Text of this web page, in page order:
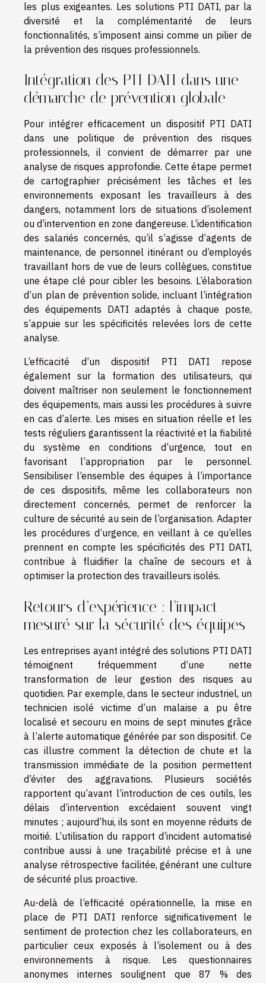
les plus exigeantes. Les solutions PTI DATI, par la
diversité et la complémentarité de leurs
fonctionnalités, s’imposent ainsi comme un pilier de
la prévention des risques professionnels.
Intégration des PTI DATI dans une
démarche de prévention globale
Pour intégrer efficacement un dispositif PTI DATI
dans une politique de prévention des risques
professionnels, il convient de démarrer par une
analyse de risques approfondie. Cette étape permet
de cartographier précisément les tâches et les
environnements exposant les travailleurs à des
dangers, notamment lors de situations d’isolement
ou d’intervention en zone dangereuse. L’identification
des salariés concernés, qu’il s’agisse d’agents de
maintenance, de personnel itinérant ou d’employés
travaillant hors de vue de leurs collègues, constitue
une étape clé pour cibler les besoins. L’élaboration
d’un plan de prévention solide, incluant l’intégration
des équipements DATI adaptés à chaque poste,
s’appuie sur les spécificités relevées lors de cette
analyse.
L’efficacité d’un dispositif PTI DATI repose
également sur la formation des utilisateurs, qui
doivent maîtriser non seulement le fonctionnement
des équipements, mais aussi les procédures à suivre
en cas d’alerte. Les mises en situation réelle et les
tests réguliers garantissent la réactivité et la fiabilité
du système en conditions d’urgence, tout en
favorisant l’appropriation par le personnel.
Sensibiliser l’ensemble des équipes à l’importance
de ces dispositifs, même les collaborateurs non
directement concernés, permet de renforcer la
culture de sécurité au sein de l’organisation. Adapter
les procédures d’urgence, en veillant à ce qu’elles
prennent en compte les spécificités des PTI DATI,
contribue à fluidifier la chaîne de secours et à
optimiser la protection des travailleurs isolés.
Retours d’expérience : l’impact
mesuré sur la sécurité des équipes
Les entreprises ayant intégré des solutions PTI DATI
témoignent fréquemment d’une nette
transformation de leur gestion des risques au
quotidien. Par exemple, dans le secteur industriel, un
technicien isolé victime d’un malaise a pu être
localisé et secouru en moins de sept minutes grâce
à l’alerte automatique générée par son dispositif. Ce
cas illustre comment la détection de chute et la
transmission immédiate de la position permettent
d’éviter des aggravations. Plusieurs sociétés
rapportent qu’avant l’introduction de ces outils, les
délais d’intervention excédaient souvent vingt
minutes ; aujourd’hui, ils sont en moyenne réduits de
moitié. L’utilisation du rapport d’incident automatisé
contribue aussi à une traçabilité précise et à une
analyse rétrospective facilitée, générant une culture
de sécurité plus proactive.
Au-delà de l’efficacité opérationnelle, la mise en
place de PTI DATI renforce significativement le
sentiment de protection chez les collaborateurs, en
particulier ceux exposés à l’isolement ou à des
environnements à risque. Les questionnaires
anonymes internes soulignent que 87 % des